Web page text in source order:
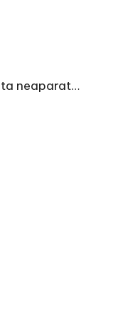
neaparat…